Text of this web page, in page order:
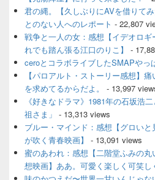
エ
ア
君の縄。【久しぶりにAVを借りて
とのない人へのレポート - 22,807
戦争と一人の女：感想【イデオロ
れでも踏ん張る江口のりこ】
-
ceroとコラボライブしたSMAPやっ
【パロアルト・ストーリー感想】
を求めてるからだよ。
- 13,997
《好きなドラマ》1981年の石坂浩
祖さま」 - 13,313 views
ブルー・マインド：感想【グロい
が吹く青春映画】
- 13,091 views
蜜のあわれ：感想【二階堂ふみの
想映画】ああ。可愛く楽しく可笑し